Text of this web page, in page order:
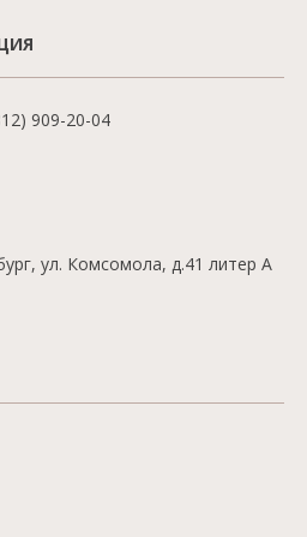
909-20-04
ул. Комсомола, д.41 литер А